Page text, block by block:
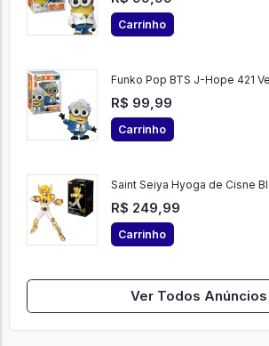
Carrinho
Funko Pop BTS J-Hope 421
R$ 99,99
Carrinho
Saint Seiya Hyoga de Cisne
R$ 249,99
Carrinho
Ver Todos Anúncios